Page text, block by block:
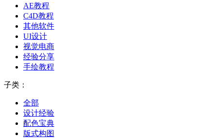
AE教程
C4D教程
其他软件
UI设计
视觉电商
经验分享
手绘教程
子类：
全部
设计经验
配色宝典
版式构图